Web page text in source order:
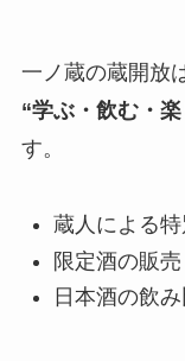
一ノ蔵の蔵開放
“学ぶ・飲む・
す。
蔵人による
限定酒の販売
日本酒の飲